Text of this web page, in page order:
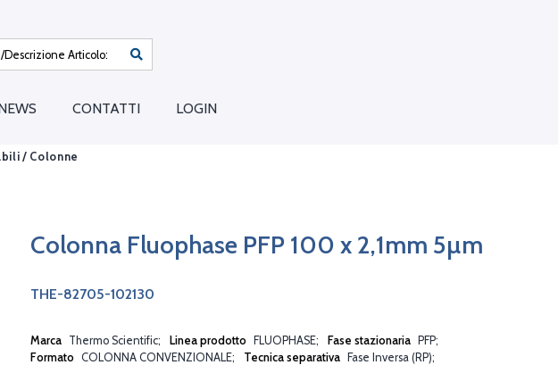
CONTATTI LOGIN
/ Colonne
Colonna Fluophase PFP 100 x 2,1mm 5µm
THE-82705-102130
Marca Thermo Scientific Linea prodotto FLUOPHASE Fase stazionaria
PFP
Formato COLONNA CONVENZIONALE Tecnica separativa
Fase Inversa (RP)